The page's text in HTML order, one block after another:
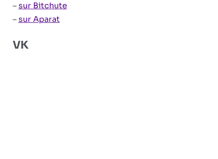
–sur Bitchute
–sur Aparat
VK